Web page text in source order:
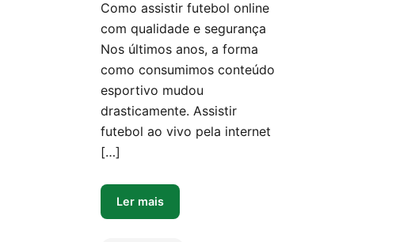
Como assistir futebol online
com qualidade e segurança
Nos últimos anos, a forma
como consumimos conteúdo
esportivo mudou
drasticamente. Assistir
futebol ao vivo pela internet
[…]
Ler mais